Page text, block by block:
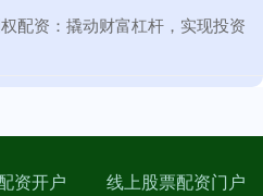
配资：撬动财富杠杆，实现投资
资开户 线上股票配资门户